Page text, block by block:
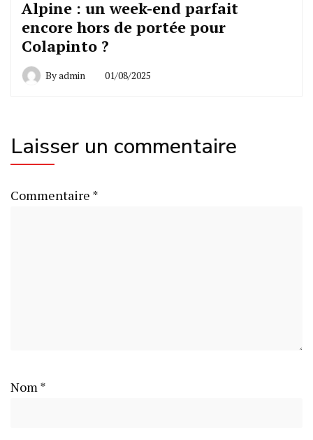
Alpine : un week-end parfait
encore hors de portée pour
Colapinto ?
Byadmin 01/08/2025
Laisser un commentaire
Commentaire *
Nom *